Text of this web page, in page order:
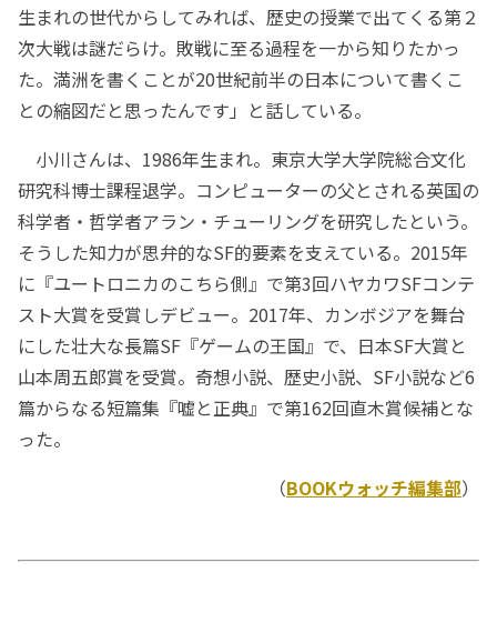
生まれの世代からしてみれば、歴史の授業で出てくる第２
次大戦は謎だらけ。敗戦に至る過程を一から知りたかっ
た。満洲を書くことが20世紀前半の日本について書くこ
との縮図だと思ったんです」と話している。
小川さんは、1986年生まれ。東京大学大学院総合文化
研究科博士課程退学。コンピューターの父とされる英国の
科学者・哲学者アラン・チューリングを研究したという。
そうした知力が思弁的なSF的要素を支えている。2015年
に『ユートロニカのこちら側』で第3回ハヤカワSFコンテ
スト大賞を受賞しデビュー。2017年、カンボジアを舞台
にした壮大な長篇SF『ゲームの王国』で、日本SF大賞と
山本周五郎賞を受賞。奇想小説、歴史小説、SF小説など6
篇からなる短篇集『嘘と正典』で第162回直木賞候補とな
った。
（BOOKウォッチ編集部）